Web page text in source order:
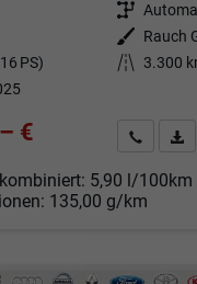
Getriebe
Außenfarbe
Rauch
PS) Kilometerstand
3.300
€ Angebot
5,90 l/100km
135,00 g/km